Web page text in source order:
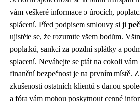
vám veškeré informace o úrocích,
splácení. Před podpisem smlouvy si ji
ujistěte se, že rozumíte všem bodům.
poplatků, sankcí za pozdní splátky a
splacení. Neváhejte se ptát na cokoli vám
finanční bezpečnost je na prvním místě.
zkušenosti ostatních klientů s danou
a fóra vám mohou poskytnout cenné